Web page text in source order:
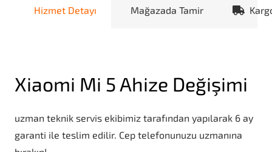
Hizmet Detayı Mağazada Tamir
Xiaomi Mi 5 Ahize Değişimi
uzman teknik servis ekibimiz tarafından yapılarak 6 ay
garanti ile teslim edilir. Cep telefonunuzu uzmanına